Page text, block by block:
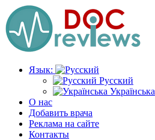
Перейти
к
содержимому
Язык:
Русский
Українська
О нас
Добавить врача
Реклама на сайте
Контакты